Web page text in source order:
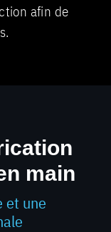
afin de
main
et une